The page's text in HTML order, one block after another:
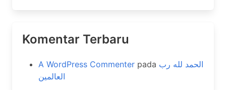
Komentar Terbaru
A WordPress Commenter pada الحمد لله رب
العالمين